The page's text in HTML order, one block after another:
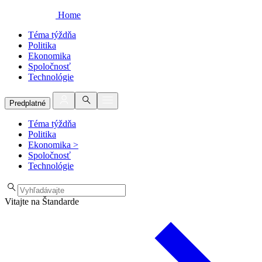
Home
Téma týždňa
Politika
Ekonomika
Spoločnosť
Technológie
Predplatné
Téma týždňa
Politika
Ekonomika >
Spoločnosť
Technológie
Vitajte na Štandarde